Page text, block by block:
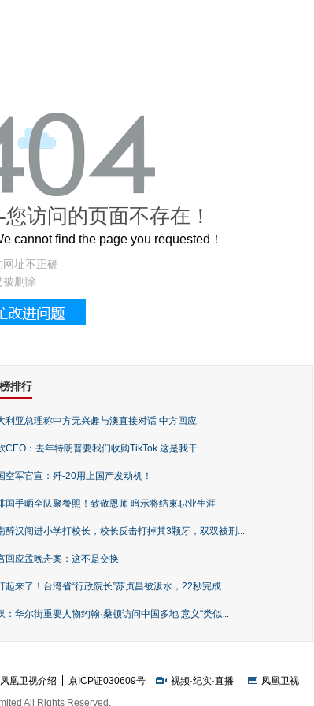
个3.2米的长卷，还原了600岁的紫禁城
访问的页面不存在！
cannot find the page you requested！
网址不正确
被删除
排行
利亚总理称中方无兴趣与澳直接对话 中方回应
CEO：去年特朗普要我们收购TikTok 这是我干...
空军官宣：歼-20用上国产发动机！
国手晒全队聚餐照！致敬恩师 暗示将结束职业生涯
醉汉闯进小学打校长，校长反击打掉其3颗牙，双双被刑...
回应孟晚舟案：这不是交换
起来了！台湾省“行政院长”苏贞昌被泼水，22秒完成...
：华尔街重要人物约翰·桑顿访问中国多地 意义“类似...
凤凰卫视介绍 京ICP证030609号 视频·纪实·直播
凤凰卫视
All Rights Reserved.